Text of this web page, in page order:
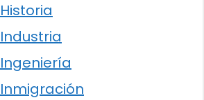
Historia
Industria
Ingeniería
Inmigración